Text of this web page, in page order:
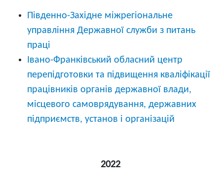
Південно-Західне міжрегіональне
управління Державної служби з питань
праці
Івано-Франківський обласний центр
перепідготовки та підвищення кваліфікації
працівників органів державної влади,
місцевого самоврядування, державних
підприємств, установ і організацій
2022